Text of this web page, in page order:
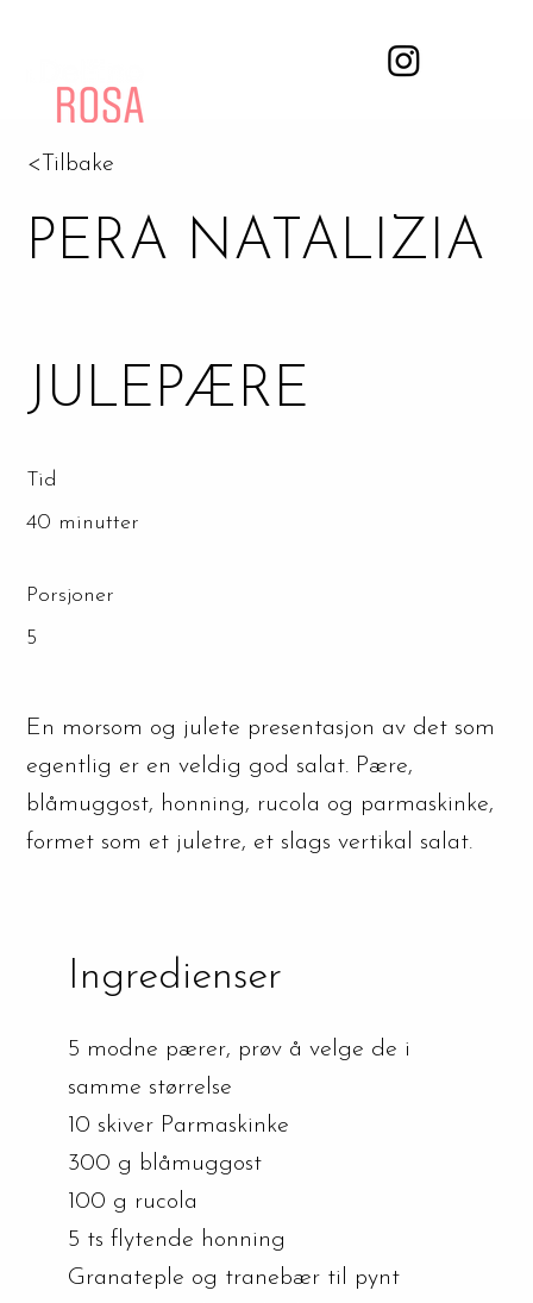
PERA NATALIZIA
JULEPÆRE
Tid
Porsjoner
40 minutter
5
En morsom og julete presentasjon av det som
egentlig er en veldig god salat. Pære,
blåmuggost, honning, rucola og parmaskinke,
formet som et juletre, et slags vertikal salat.
Ingredienser
5 modne pærer, prøv å velge de i
samme størrelse
10 skiver Parmaskinke
300 g blåmuggost
100 g rucola
5 ts flytende honning
Granateple og tranebær til pynt
<Tilbake